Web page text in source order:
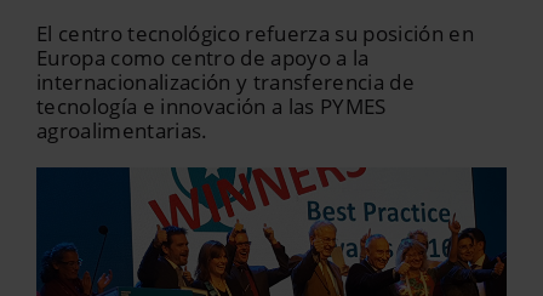
El centro tecnológico refuerza su posición en
Europa como centro de apoyo a la
internacionalización y transferencia de
tecnología e innovación a las PYMES
agroalimentarias.